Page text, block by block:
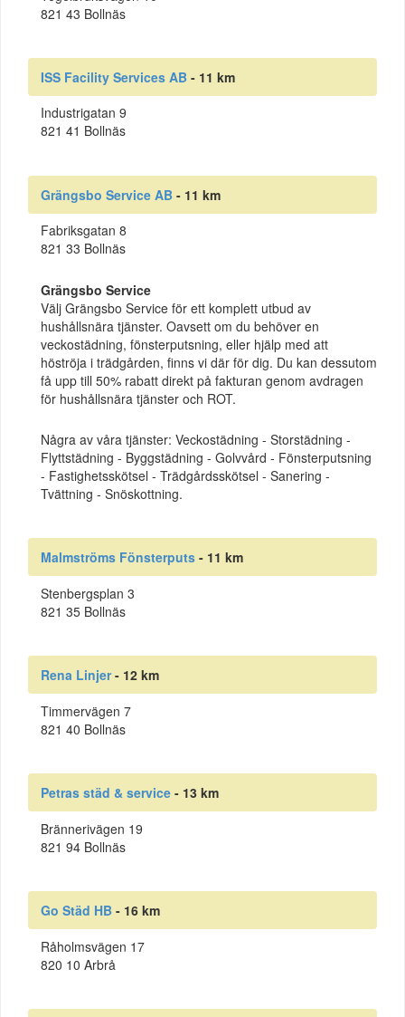
821 43 Bollnäs
ISS Facility Services AB - 11 km
Industrigatan 9
821 41 Bollnäs
Grängsbo Service AB - 11 km
Fabriksgatan 8
821 33 Bollnäs
Grängsbo Service
Välj Grängsbo Service för ett komplett utbud av
hushållsnära tjänster. Oavsett om du behöver en
veckostädning, fönsterputsning, eller hjälp med att
höströja i trädgården, finns vi där för dig. Du kan dessutom
få upp till 50% rabatt direkt på fakturan genom avdragen
för hushållsnära tjänster och ROT.
Några av våra tjänster: Veckostädning - Storstädning -
Flyttstädning - Byggstädning - Golvvård - Fönsterputsning
- Fastighetsskötsel - Trädgårdsskötsel - Sanering -
Tvättning - Snöskottning.
Malmströms Fönsterputs - 11 km
Stenbergsplan 3
821 35 Bollnäs
Rena Linjer- 12 km
Timmervägen 7
821 40 Bollnäs
Petras städ & service - 13 km
Brännerivägen 19
821 94 Bollnäs
Go Städ HB - 16 km
Råholmsvägen 17
820 10 Arbrå